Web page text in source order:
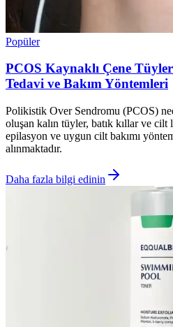
Popüler
PCOS Kaynaklı Çene
Tedavi ve Bakım Yöntemleri
Polikistik Over Sendromu (PCOS)
oluşan kalın tüyler, batık kıllar ve
epilasyon ve uygun cilt bakımı
alınmaktadır.
Daha fazla bilgi edinin